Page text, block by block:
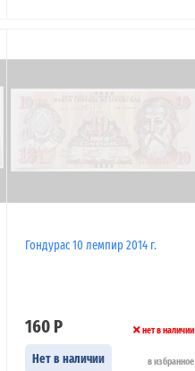
Гондурас 10 лемпир 2014 г.
160 Р нет в наличии
Нет в наличии в избранное